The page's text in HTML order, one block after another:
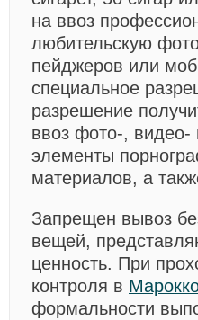
на ввоз
любительскую
пейджеров или
специальное
разрешение
ввоз фото-, видео-
элементы
материалов, а
Запрещен вывоз
вещей,
ценность. При
контроля в
формальности